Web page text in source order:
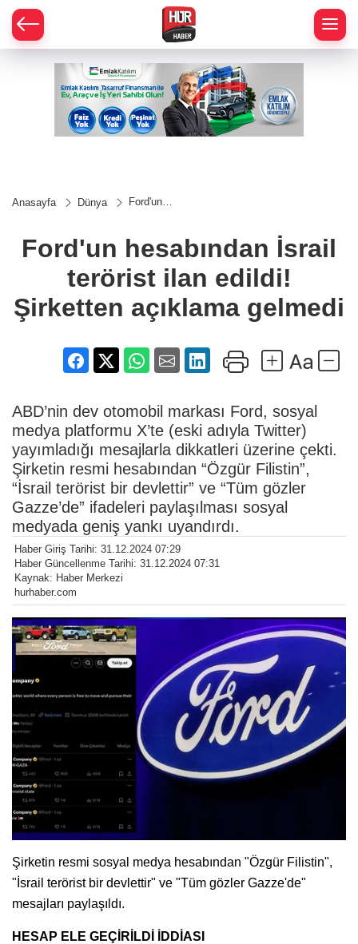
Anasayfa Dünya
Ford'un
terörist ilan
edildi!
açıklama
gelmedi
Ford'un hesabından İsrail
terörist ilan edildi!
Şirketten açıklama gelmedi
ABD’nin dev otomobil markası Ford, sosyal
medya platformu X’te (eski adıyla Twitter)
yayımladığı mesajlarla dikkatleri üzerine çekti.
Şirketin resmi hesabından “Özgür Filistin”,
“İsrail terörist bir devlettir” ve “Tüm gözler
Gazze’de” ifadeleri paylaşılması sosyal
medyada geniş yankı uyandırdı.
Haber Giriş Tarihi: 31.12.2024 07:29
Haber Güncellenme Tarihi: 31.12.2024 07:31
Kaynak: Haber Merkezi
hurhaber.com
Şirketin resmi sosyal medya hesabından "Özgür Filistin",
"İsrail terörist bir devlettir" ve "Tüm gözler Gazze'de"
mesajları paylaşıldı.
HESAP ELE GEÇİRİLDİ İDDİASI